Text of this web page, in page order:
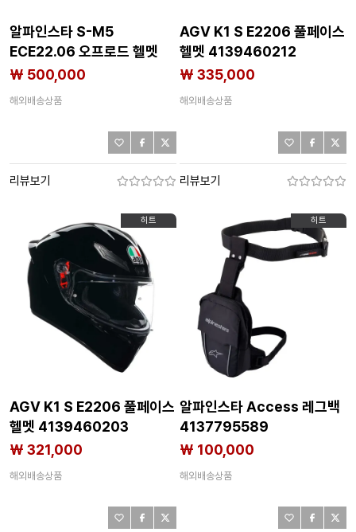
알파인스타 S-M5
ECE22.06 오프로드 헬멧
4139838620
₩ 500,000
해외배송상품
리뷰보기
AGV K1 S E2206 풀페이스
헬멧 4139460212
₩ 335,000
해외배송상품
리뷰보기
히트
AGV K1 S E2206 풀페이스
헬멧 4139460203
₩ 321,000
해외배송상품
히트
알파인스타 Access 레그백
4137795589
₩ 100,000
해외배송상품